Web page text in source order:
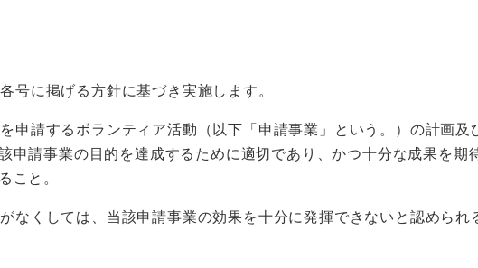
号に掲げる方針に基づき実施します。
を申請するボランティア活動（以下「申請事業」という。）の計画及
申請事業の目的を達成するために適切であり、かつ十分な成果を期
こと。
がなくしては、当該申請事業の効果を十分に発揮できないと認められ